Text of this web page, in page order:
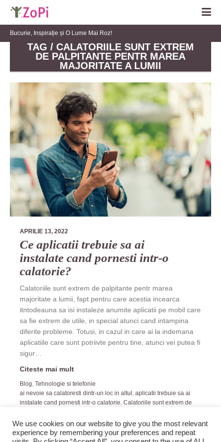
Bucurie, Inspirație și O Lume Mai Roz!
TAG / CALATORIILE SUNT EXTREM
DE PALPITANTE PENTR MAREA
MAJORITATE A LUMII
APRILIE 13, 2022
Ce aplicatii trebuie sa ai
instalate cand pornesti intr-o
calatorie?
Calatoriile sunt extrem de palpitante pentr marea
majoritate a lumii, fapt pentru care acestia incearca
itntodeauna sa isi instaleze anumite aplicatii pe mobil care
sa fie extrem de utile, in special atunci cand intampina
diferite probleme. Totusi, in cazul in care ai la indemana
aplicatiile care sunt potriivte pentru tine, atunci vei putea fi
sigur…
Citeste mai mult
Blog, Tehnologie si telefonie
ai nevoie sa calatoresti dintr-un loc in altul , aplicatii trebuie sa ai
instalate cand pornesti intr-o calatorie, Calatoriile sunt extrem de
We use cookies on our website to give you the most relevant
experience by remembering your preferences and repeat